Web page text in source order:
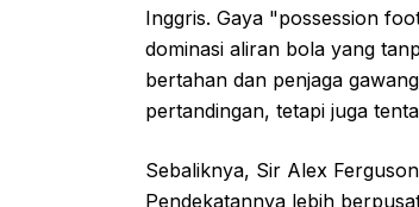
Inggris. Gaya "possession
dominasi aliran bola yang
bertahan dan penjaga
pertandingan, tetapi juga
Sebaliknya, Sir Alex
Pendekatannya lebih